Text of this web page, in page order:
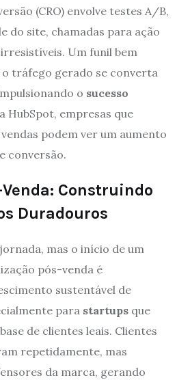
(CRO) envolve testes A/B,
do site, chamadas para ação
Um funil bem
tráfego gerado se converta
o sucesso
HubSpot, empresas que
podem ver um aumento
conversão.
Construindo
Duradouros
mas o início de um
pós-venda é
sustentável de
para startups que
de clientes leais. Clientes
repetidamente, mas
da marca, gerando